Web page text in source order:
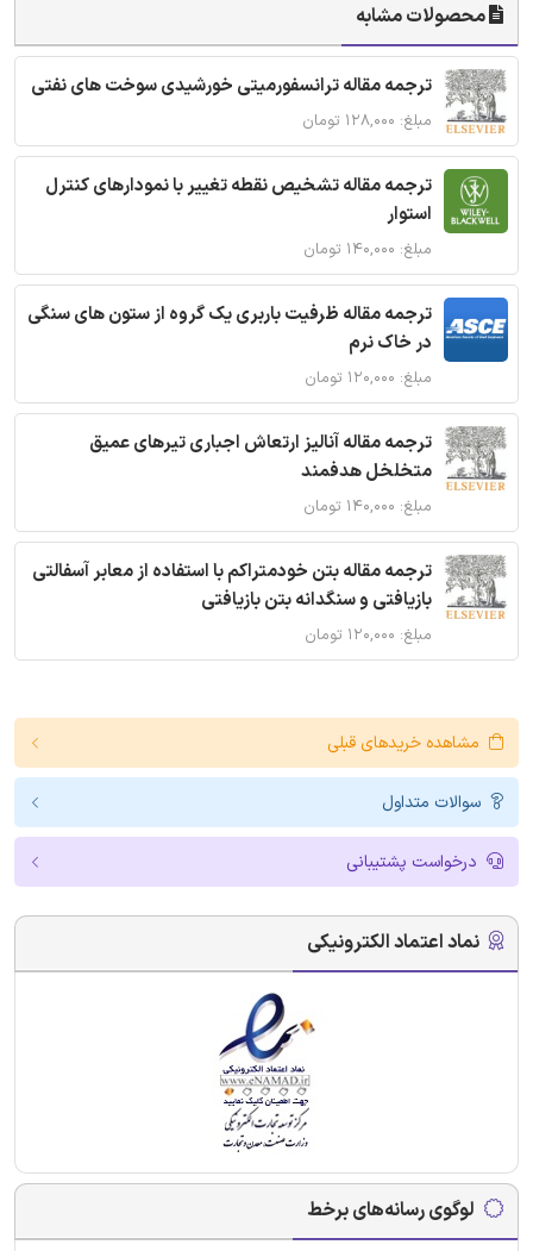
محصولات مشابه
ترجمه مقاله ترانسفورمیتی خورشیدی سوخت های نفتی
مبلغ: ۱۲۸,۰۰۰ تومان
ترجمه مقاله تشخیص نقطه تغییر با نمودارهای کنترل
استوار
مبلغ: ۱۴۰,۰۰۰ تومان
ترجمه مقاله ظرفیت باربری یک گروه از ستون های سنگی
در خاک نرم
مبلغ: ۱۲۰,۰۰۰ تومان
ترجمه مقاله آنالیز ارتعاش اجباری تیرهای عمیق
متخلخل هدفمند
مبلغ: ۱۴۰,۰۰۰ تومان
ترجمه مقاله بتن خودمتراکم با استفاده از معابر آسفالتی
بازیافتی و سنگدانه بتن بازیافتی
مبلغ: ۱۲۰,۰۰۰ تومان
مشاهده خریدهای قبلی
سوالات متداول
درخواست پشتیبانی
نماد اعتماد الکترونیکی
لوگوی رسانه‌های برخط